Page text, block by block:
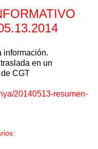
información.
en un
CGT
20140513-resumen-